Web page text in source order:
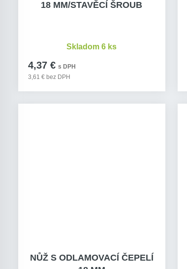
18 MM/STAVĚCÍ ŠROUB
4,37 € s DPH
3,61 € bez DPH
Skladom 6 ks
NŮŽ S ODLAMOVACÍ ČEPELÍ